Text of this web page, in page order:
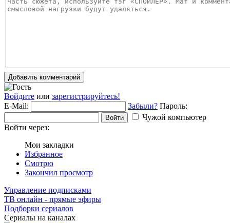
Добавить комментарий
Войдите или зарегистрируйтесь!
E-Mail:
Забыли? Пароль:
Войти
Чужой компьютер
Войти через:
Мои закладки
Избранное
Смотрю
Закончил просмотр
Управление подписками
ТВ онлайн - прямые эфиры
Подборки сериалов
Сериалы на каналах